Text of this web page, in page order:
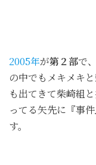
2005年が第２部で
の中でもメキメキ
も出てきて柴崎組
ってる矢先に『事
す。